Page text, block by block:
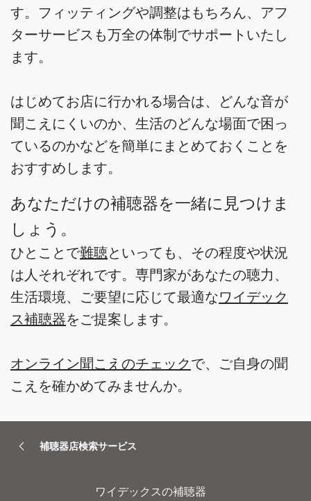
す。フィッティングや調整はもちろん、アフ
ターサービスも万全の体制でサポートいたし
ます。
はじめてお店に行かれる場合は、どんな音が
聞こえにくいのか、生活のどんな場面で困っ
ているのかなどを簡単にまとめておくことを
おすすめします。
あなただけの補聴器を一緒に見つけま
しょう。
ひとことで難聴といっても、その程度や状況
は人それぞれです。専門家があなたの聴力、
生活環境、ご要望に応じて最適なワイデック
ス補聴器をご提案します。
オンライン聞こえのチェックで、ご自身の聞
こえを確かめてみませんか。
補聴器店検索サービス
ワイデックスの補聴器